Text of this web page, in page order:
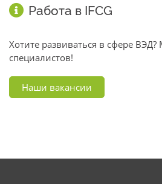
Работа в IFCG
Хотите развиваться в сфере
специалистов!
Наши вакансии